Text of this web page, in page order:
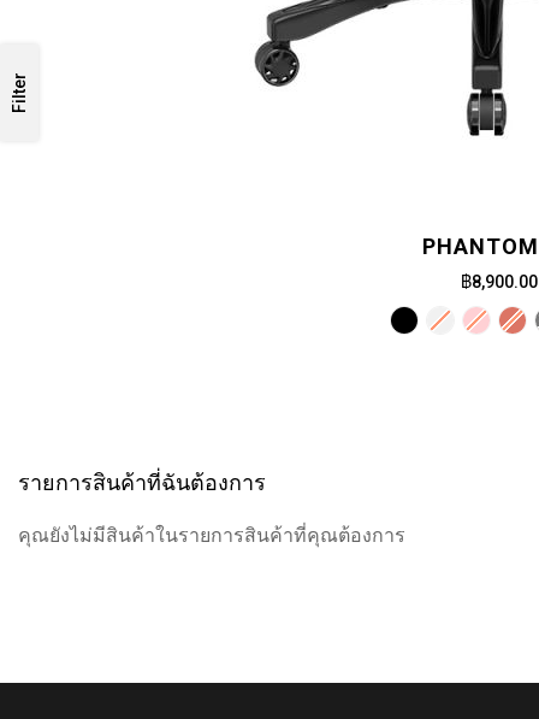
฿8,900.00
Filter
รายการสินค้าที่ฉันต้องการ
คุณยังไม่มีสินค้าในรายการสินค้าที่คุณต้องการ